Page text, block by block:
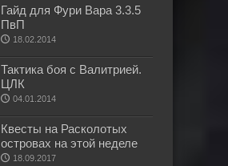
Гайд для Фури Вара 3.3.5
ПвП
18.02.2014
Тактика боя с Валитрией.
ЦЛК
04.01.2014
Квесты на Расколотых
островах на этой неделе
18.09.2017